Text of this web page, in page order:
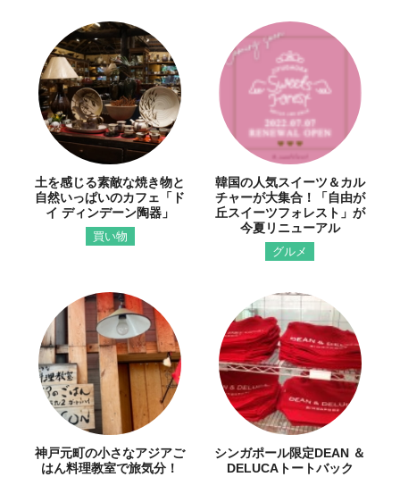
土を感じる素敵な焼き物と
自然いっぱいのカフェ「ド
イ ディンデーン陶器」
買い物
韓国の人気スイーツ＆カル
チャーが大集合！「自由が
丘スイーツフォレスト」が
今夏リニューアル
グルメ
神戸元町の小さなアジアご
はん料理教室で旅気分！
シンガポール限定DEAN ＆
DELUCAトートバック